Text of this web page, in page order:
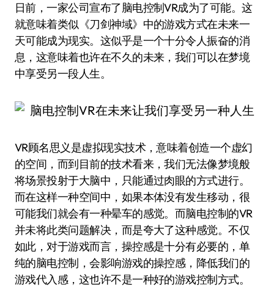
日前，一家公司宣布了脑电控制VR成为了可能。这
就意味着类似《刀剑神域》中的游戏方式在未来一
天可能成为现实。这似乎是一个十分令人振奋的消
息，这意味着也许在不久的未来，我们可以在梦境
中享受另一段人生。
VR顾名思义是虚拟现实技术，意味着创造一个虚幻
的空间，而到目前的技术看来，我们无法像梦境般
将场景投射于大脑中，只能通过肉眼的方式进行。
而在这样一种空间中，如果本体没有发生移动，很
可能我们就会有一种晕车的感觉。而脑电控制的VR
并未将此类问题解决，而是夸大了这种感觉。不仅
如此，对于游戏而言，操控感是十分有必要的，单
纯的脑电控制，会影响游戏的操控感，降低我们的
游戏代入感，这也许不是一种好的游戏控制方式。